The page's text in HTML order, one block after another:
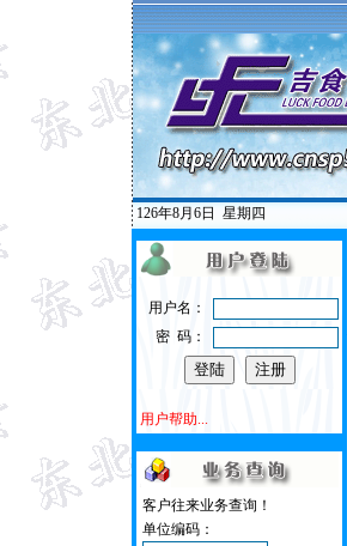
126年8月6日 星期四
用户名：
密 码：
用户帮助...
客户往来业务查询！
单位编码：